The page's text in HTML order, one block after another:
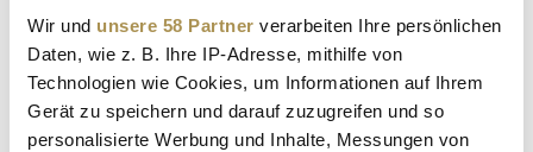
Wir und unsere 58 Partner verarbeiten Ihre persönlichen
Daten, wie z. B. Ihre IP-Adresse, mithilfe von
Technologien wie Cookies, um Informationen auf Ihrem
Gerät zu speichern und darauf zuzugreifen und so
personalisierte Werbung und Inhalte, Messungen von
Juli in der Schweiz statt. Insgesamt treten 16 Teams um den
Titel an, wobei die deutsche Auswahl traditionell zu den
Favoriten zählt: Achtmal ging der EM-Pokal bislang in die...